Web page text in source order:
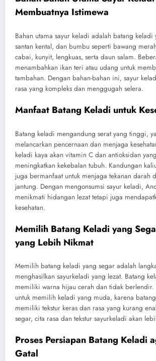
Membuatnya Istimewa
Bahan utama sayur keladi adalah batang
santan kental, dan bumbu seperti bawang
cabai, kunyit, lengkuas, serta daun salam.
menambahkan ikan teri atau udang untuk
tambahan. Dengan bahan-bahan ini, sayur
rasa yang kompleks dan menggugah selera.
Manfaat Batang Keladi untuk
Batang keladi mengandung serat yang tinggi,
melancarkan pencernaan dan menjaga
keladi kaya akan vitamin C dan antioksidan
meningkatkan kekebalan tubuh. Kandungan
juga bermanfaat untuk menjaga tekanan darah
jantung. Dengan mengonsumsi sayur keladi,
menikmati hidangan lezat tetapi juga
kesehatan.
Memilih Batang Keladi yang
yang Lebih Nikmat
Memilih batang keladi yang segar adalah
menghasilkan sayurkeladi yang lezat. Batang
memiliki warna hijau cerah dan tidak berlendir.
untuk memilih keladi yang muda, karena
memiliki tekstur keras dan rasa yang kurang
segar, cita rasa dan tekstur sayurkeladi akan
Proses Persiapan Batang Keladi
Gatal